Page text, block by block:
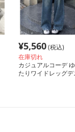
¥5,560(税込)
在庫切れ
カジュアルコーデ
たりワイドレッグデ